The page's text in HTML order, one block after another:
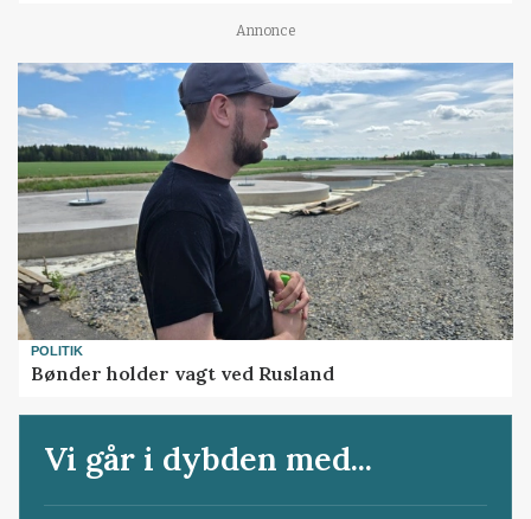
Annonce
POLITIK
Bønder holder vagt ved Rusland
Vi går i dybden med...